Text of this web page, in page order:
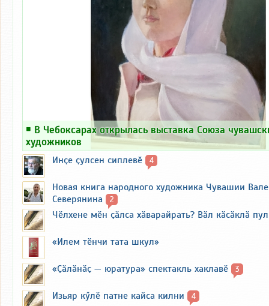
￭ В Чебоксарах открылась выставка Союза
художников
Инҫе ҫулсен сиплевӗ 4
Новая книга народного художника Чувашии
Северянина
2
Чӗлхене мӗн ҫӑлса хӑварайрать? Вӑл кӑсӑклӑ
«Илем тӗнчи тата шкул»
«Ҫӑлӑнӑҫ — юратура» спектакль хаклавӗ 3
Изьяр кӳлӗ патне кайса килни 4